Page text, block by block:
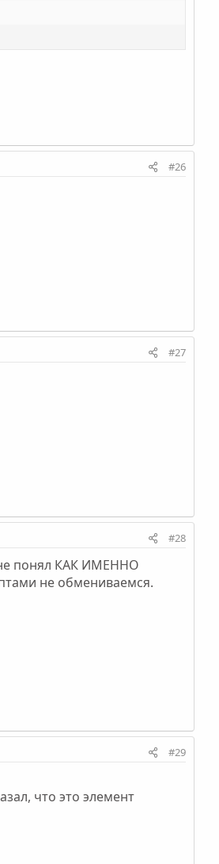
#26
#27
#28
понял КАК ИМЕННО
не обмениваемся.
#29
что это элемент